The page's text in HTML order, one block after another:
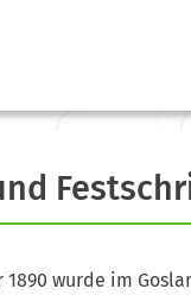
1890 wurde im